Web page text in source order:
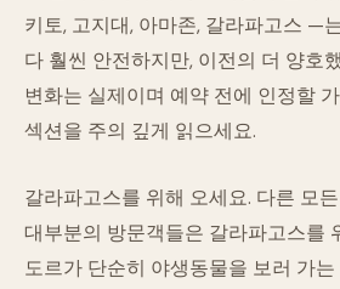
키토, 고지대, 아마존, 갈라파고스 —
다 훨씬 안전하지만, 이전의 더 양호
변화는 실제이며 예약 전에 인정할 가
섹션을 주의 깊게 읽으세요.
갈라파고스를 위해 오세요. 다른 모든
대부분의 방문객들은 갈라파고스를
도르가 단순히 야생동물을 보러 가는